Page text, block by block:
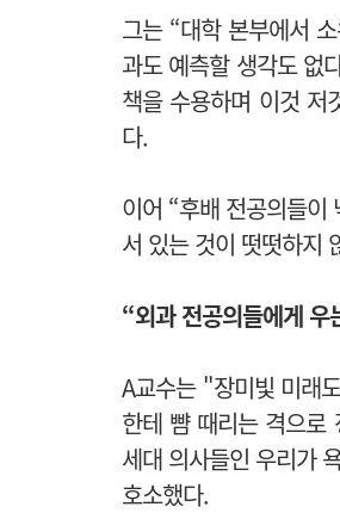
그는 “대학 본부에서
과도 예측할 생각도 없
책을 수용하며 이것 저
다.
이어 “후배 전공의들이
서 있는 것이 떳떳하지
“외과 전공의들에게
A교수는 "장미빛 미래
한테 뺨 때리는 격으로
세대 의사들인 우리가
호소했다.